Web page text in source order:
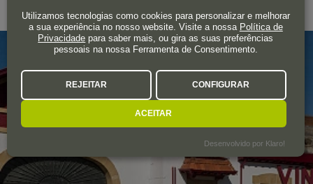
Utilizamos tecnologias como cookies para personalizar e melhorar
a sua experiência no nosso website. Visite a nossa Política de
Privacidade para saber mais, ou gira as suas preferências
pessoais na nossa Ferramenta de Consentimento.
REJEITAR CONFIGURAR
ACEITAR
Desenvolvido por Klaro!